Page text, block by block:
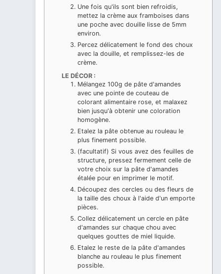
Une fois qu'ils sont bien refroidis,
mettez la crème aux framboises dans
une poche avec douille lisse de 5mm
environ.
Percez délicatement le fond des choux
avec la douille, et remplissez-les de
crème.
LE DÉCOR :
Mélangez 100g de pâte d'amandes
avec une pointe de couteau de
colorant alimentaire rose, et malaxez
bien jusqu'à obtenir une coloration
homogène.
Etalez la pâte obtenue au rouleau le
plus finement possible.
(facultatif) Si vous avez des feuilles de
structure, pressez fermement celle de
votre choix sur la pâte d'amandes
étalée pour en imprimer le motif.
Découpez des cercles ou des fleurs de
la taille des choux à l'aide d'un emporte
pièces.
Collez délicatement un cercle en pâte
d'amandes sur chaque chou avec
quelques gouttes de miel liquide.
Etalez le reste de la pâte d'amandes
blanche au rouleau le plus finement
possible.